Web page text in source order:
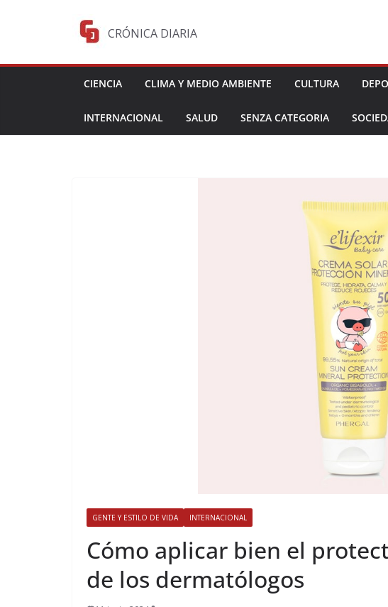
CRÓNICA DIARIA
CIENCIA CLIMA Y MEDIO AMBIENTE CULTURA
INTERNACIONAL SALUD SENZA CATEGORIA
GENTE Y ESTILO DE VIDA INTERNACIONAL
​Cómo aplicar bien el
de los dermatólogos